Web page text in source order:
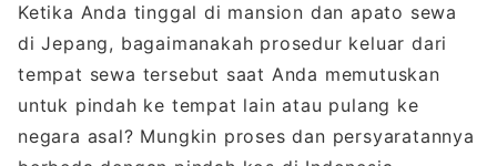
Ketika Anda tinggal di mansion dan apato sewa
di Jepang, bagaimanakah prosedur keluar dari
tempat sewa tersebut saat Anda memutuskan
untuk pindah ke tempat lain atau pulang ke
negara asal? Mungkin proses dan persyaratannya